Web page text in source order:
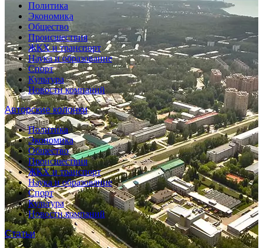
Политика
Экономика
Общество
Происшествия
ЖКХ и транспорт
Наука и образование
Спорт
Культура
Новости компаний
Авторские колонки
Политика
Экономика
Общество
Происшествия
ЖКХ и транспорт
Наука и образование
Спорт
Культура
Новости компаний
Статьи